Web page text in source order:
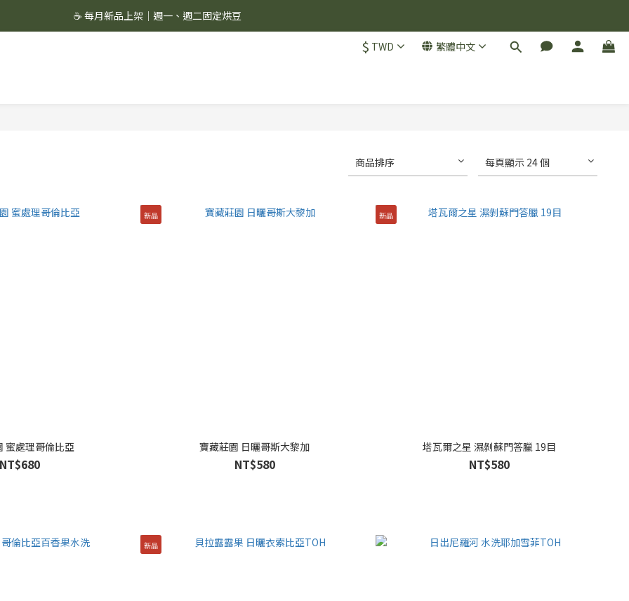
☕ 每月新品上架｜週一、週二固定烘豆
☕ 每月新品上架｜週一、週二固定烘豆
$ TWD 繁體中文
商品排序 每頁顯示 24 個
蜜處理哥倫比亞
新品
寶藏莊園 日曬哥斯大黎加
NT$580
新品
塔瓦爾之星 濕剝蘇門答臘 19目
NT$580
新品